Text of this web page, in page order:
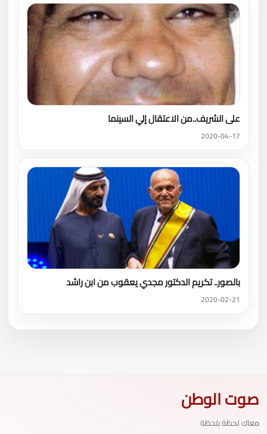
على الشريف..من الاعتقال إلي السينما
2020-04-17
بالصور.. تكريم الدكتور مجدي يعقوب من ابن راشد
2020-02-21
صوت الوطن
معاك لحظة بلحظة